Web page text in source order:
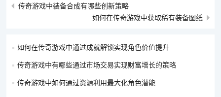
强化的时间周期：有玩家认为放刀的时间可能存在一定的周期
性，会影响成败，但这一点较难准确把握。
化成功率，但每人通常只能强化一次。
装备的耐久度：强化装备会降低其耐久度，耐久度低于一定值时
需先修理装备才能继续强化。
传奇游戏中装备合成有哪些创新策略
如何在传奇游戏中获取稀有装备图纸
如何在传奇游戏中通过成就解锁实现角色价值提升
传奇游戏中有哪些通过市场交易实现财富增长的策略
传奇游戏中如何通过资源利用最大化角色潜能